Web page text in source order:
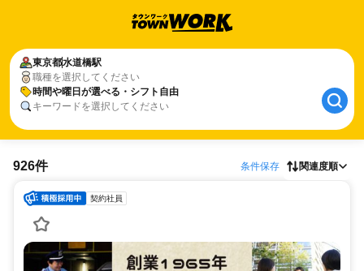
東京都水道橋駅
職種を選択してください
時間や曜日が選べる・シフト自由
キーワードを選択してください
926件 条件保存 関連度順
契約社員